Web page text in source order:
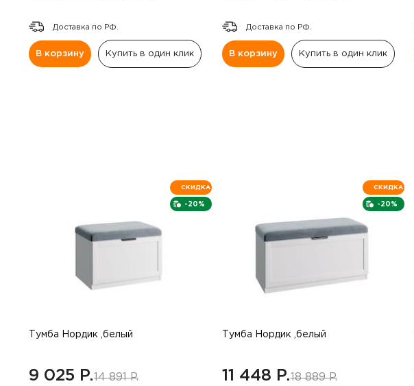
КонсолиДоставка по РФ.
В корзину Купить в один клик
Доставка по РФ.
В корзину Купить в один клик
-20%
СКИДКА
Тумба Нордик ,белый
9 025 P.14 891 P.
-20%
СКИДКА
Тумба Нордик ,белый
11 448 P.18 889 P.